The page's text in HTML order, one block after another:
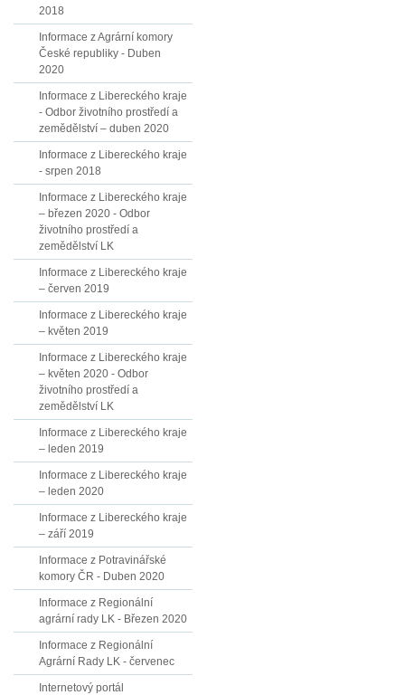
2018
Informace z Agrární komory
České republiky - Duben
2020
Informace z Libereckého kraje
- Odbor životního prostředí a
zemědělství – duben 2020
Informace z Libereckého kraje
- srpen 2018
Informace z Libereckého kraje
– březen 2020 - Odbor
životního prostředí a
zemědělství LK
Informace z Libereckého kraje
– červen 2019
Informace z Libereckého kraje
– květen 2019
Informace z Libereckého kraje
– květen 2020 - Odbor
životního prostředí a
zemědělství LK
Informace z Libereckého kraje
– leden 2019
Informace z Libereckého kraje
– leden 2020
Informace z Libereckého kraje
– září 2019
Informace z Potravinářské
komory ČR - Duben 2020
Informace z Regionální
agrární rady LK - Březen 2020
Informace z Regionální
Agrární Rady LK - červenec
Internetový portál